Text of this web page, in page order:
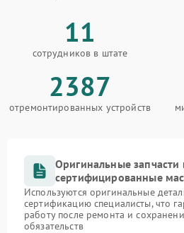
11
сотрудников в штате
2387
отремонтированных устройств
Оригинальные запчасти
сертифицированные
Используются оригинальные
сертификацию специалисты, что
работу после ремонта и
обязательств